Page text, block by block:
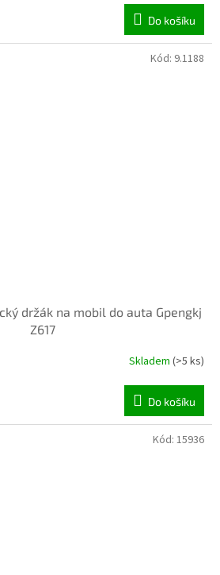
Do košíku
držák na mobil do auta Gpengkj
Z617
Skladem (>5 ks)
Do košíku
Kód: 9.1188
Kód: 15936